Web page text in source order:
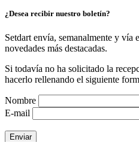
¿Desea recibir nuestro boletín?
Setdart envía, semanalmente y vía
novedades más destacadas.
Si todavía no ha solicitado la
hacerlo rellenando el siguiente
Nombre
E-mail